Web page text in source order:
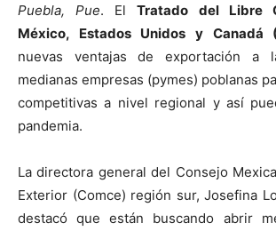
Puebla, Pue. ElTratado del Libre
México, Estados Unidos y Canadá
nuevas ventajas de exportación a
medianas empresas (pymes) poblanas
competitivas a nivel regional y así
pandemia.
La directora general del Consejo
Exterior (Comce) región sur, Josefina
destacó que están buscando abrir